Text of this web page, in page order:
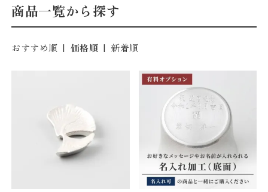
商品一覧から探す
おすすめ順 | 価格順 | 新着順